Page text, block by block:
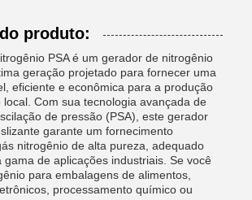
produto:
PSA é um gerador de nitrogênio
geração projetado para fornecer uma
eficiente e econômica para a produção
Com sua tecnologia avançada de
de pressão (PSA), este gerador
garante um fornecimento
nitrogênio de alta pureza, adequado
gama de aplicações industriais. Se você
para embalagens de alimentos,
processamento químico ou